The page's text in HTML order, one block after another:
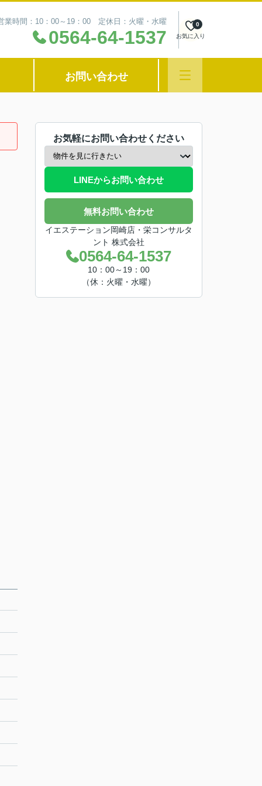
業時間：10：00～19：00 定休日：火曜・水曜
0564-64-1537 お気に入り
0
お問い合わせ
お気軽にお問い合わせください
LINEからお問い合わせ
無料お問い合わせ
イエステーション岡崎店・栄コンサルタ
ント 株式会社
0564-64-1537
10：00～19：00
（休：火曜・水曜）